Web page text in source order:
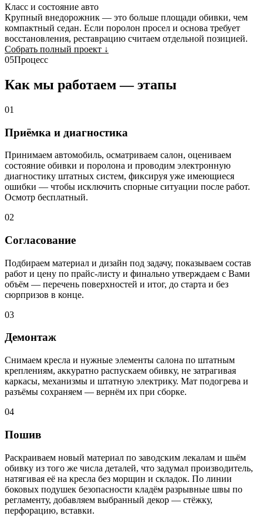
Класс и состояние авто
Крупный внедорожник — это больше площади обивки, чем
компактный седан. Если поролон просел и основа требует
восстановления, реставрацию считаем отдельной позицией.
Собрать полный проект ↓
05Процесс
Как мы работаем — этапы
01
Приёмка и диагностика
Принимаем автомобиль, осматриваем салон, оцениваем
состояние обивки и поролона и проводим электронную
диагностику штатных систем, фиксируя уже имеющиеся
ошибки — чтобы исключить спорные ситуации после работ.
Осмотр бесплатный.
02
Согласование
Подбираем материал и дизайн под задачу, показываем состав
работ и цену по прайс-листу и финально утверждаем с Вами
объём — перечень поверхностей и итог, до старта и без
сюрпризов в конце.
03
Демонтаж
Снимаем кресла и нужные элементы салона по штатным
креплениям, аккуратно распускаем обивку, не затрагивая
каркасы, механизмы и штатную электрику. Мат подогрева и
разъёмы сохраняем — вернём их при сборке.
04
Пошив
Раскраиваем новый материал по заводским лекалам и шьём
обивку из того же числа деталей, что задумал производитель,
натягивая её на кресла без морщин и складок. По линии
боковых подушек безопасности кладём разрывные швы по
регламенту, добавляем выбранный декор — стёжку,
перфорацию, вставки.